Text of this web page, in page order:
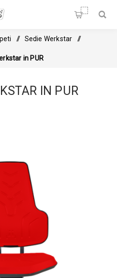
Soluzioni per la Lean
/ Sedie Werkstar /
in PUR
IN PUR